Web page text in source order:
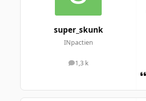
super_skunk
INpactien
1,3 k
messages